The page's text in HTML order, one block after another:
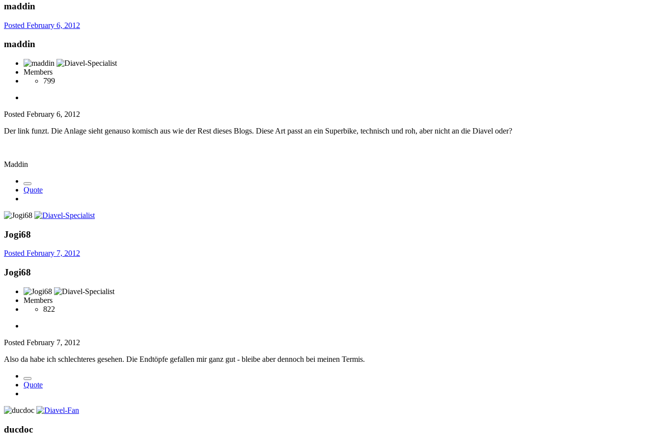
maddin
Posted February 6, 2012
maddin
Members
799
Posted February 6, 2012
Der link funzt. Die Anlage sieht genauso komisch aus wie der Rest dieses Blogs. Diese Art passt an ein Superbike, technisch und roh, aber nicht an die Diavel oder?
Maddin
Quote
Jogi68
Posted February 7, 2012
Jogi68
Members
822
Posted February 7, 2012
Also da habe ich schlechteres gesehen. Die Endtöpfe gefallen mir ganz gut - bleibe aber dennoch bei meinen Termis.
Quote
ducdoc